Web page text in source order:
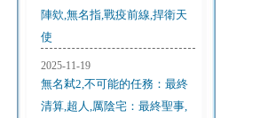
陣欸,無名指,戰疫前線,捍衛天
使
2025-11-19
無名弒2,不可能的任務：最終
清算,超人,厲陰宅：最終聖事,